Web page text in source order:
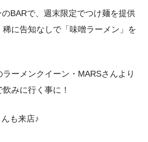
BARで、週末限定でつけ麺を提供
稀に告知なしで「味噌ラーメン」を
ーメンクイーン・MARSさんより
みに行く事に！
も来店♪